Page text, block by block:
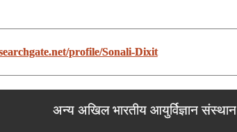
profile/Sonali-Dixit
अन्य अखिल भारतीय आयुर्विज्ञान संस्थान